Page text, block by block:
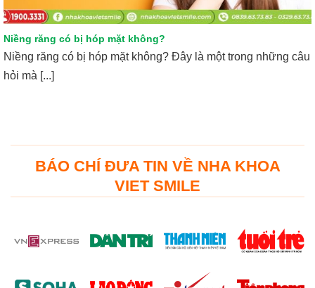
Niềng răng có bị hóp mặt không?
Niềng răng có bị hóp mặt không? Đây là một trong những câu
hỏi mà [...]
BÁO CHÍ ĐƯA TIN VỀ NHA KHOA
VIET SMILE